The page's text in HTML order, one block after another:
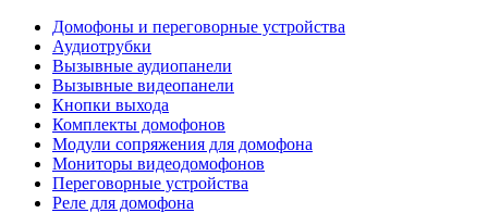
Домофоны и переговорные устройства
Аудиотрубки
Вызывные аудиопанели
Вызывные видеопанели
Кнопки выхода
Комплекты домофонов
Модули сопряжения для домофона
Мониторы видеодомофонов
Переговорные устройства
Реле для домофона